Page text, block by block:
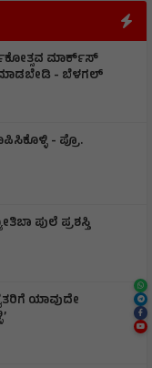
ಮಾರ್ಕ್‌ಸ್‌
ಮಾಡಬೇಡಿ - ಬೆಳಗಲ್
- ಪ್ರೊ.
ಪುಲೆ ಪ್ರಶಸ್ತಿ
ಯಾವುದೇ